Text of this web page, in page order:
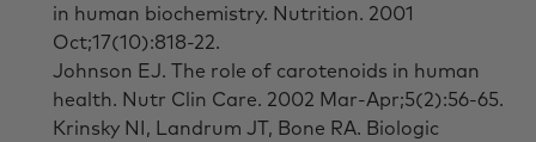
in human biochemistry. Nutrition. 2001
Oct;17(10):818-22.
Johnson EJ. The role of carotenoids in human
health. Nutr Clin Care. 2002 Mar-Apr;5(2):56-65.
Krinsky NI, Landrum JT, Bone RA. Biologic